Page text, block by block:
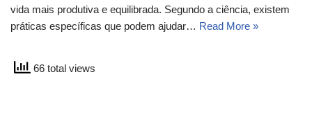
vida mais produtiva e equilibrada. Segundo a ciência, existem
práticas específicas que podem ajudar… Read More »
66 total views